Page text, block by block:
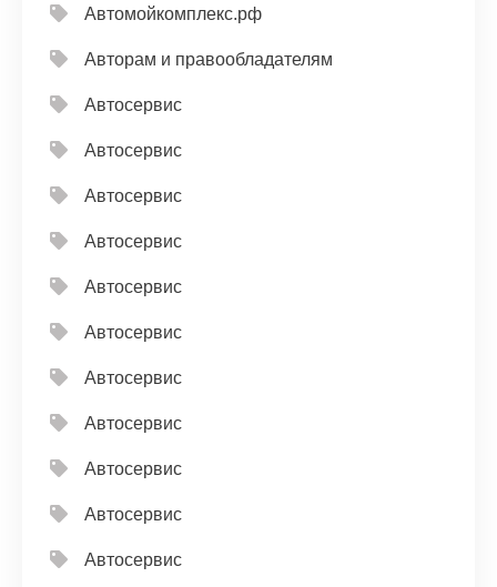
Автомойкомплекс.рф
Авторам и правообладателям
Автосервис
Автосервис
Автосервис
Автосервис
Автосервис
Автосервис
Автосервис
Автосервис
Автосервис
Автосервис
Автосервис